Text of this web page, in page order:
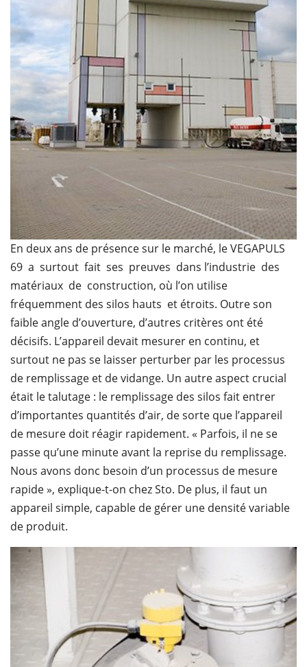
En deux ans de présence sur le marché, le VEGAPULS
69 a surtout fait ses preuves dans l’industrie des
matériaux de construction, où l’on utilise
fréquemment des silos hauts et étroits. Outre son
faible angle d’ouverture, d’autres critères ont été
décisifs. L’appareil devait mesurer en continu, et
surtout ne pas se laisser perturber par les processus
de remplissage et de vidange. Un autre aspect crucial
était le talutage : le remplissage des silos fait entrer
d’importantes quantités d’air, de sorte que l’appareil
de mesure doit réagir rapidement. « Parfois, il ne se
passe qu’une minute avant la reprise du remplissage.
Nous avons donc besoin d’un processus de mesure
rapide », explique-t-on chez Sto. De plus, il faut un
appareil simple, capable de gérer une densité variable
de produit.